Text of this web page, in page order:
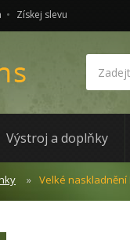
Získej slevu
Výstroj a doplňky
Velké